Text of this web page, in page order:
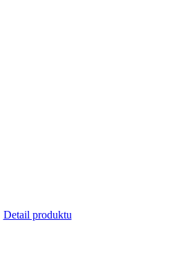
Detail produktu